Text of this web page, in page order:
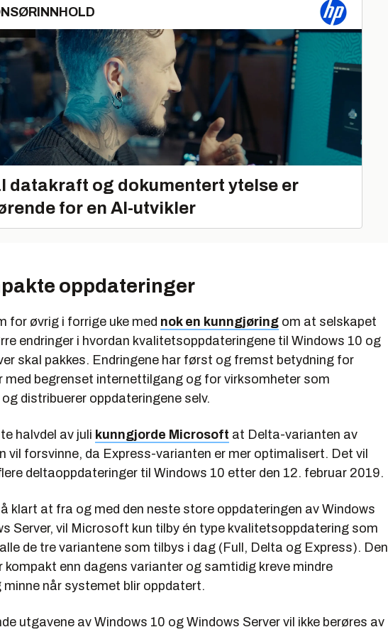
datakraft og dokumentert ytelse er
for en AI-utvikler
oppdateringer
for øvrig i forrige uke med nok en kunngjøring om at selskapet
endringer i hvordan kvalitetsoppdateringene til Windows 10 og
skal pakkes. Endringene har først og fremst betydning for
med begrenset internettilgang og for virksomheter som
distribuerer oppdateringene selv.
halvdel av juli kunngjorde Microsoft at Delta-varianten av
vil forsvinne, da Express-varianten er mer optimalisert. Det vil
deltaoppdateringer til Windows 10 etter den 12. februar 2019.
klart at fra og med den neste store oppdateringen av Windows
Server, vil Microsoft kun tilby én type kvalitetsoppdatering som
de tre variantene som tilbys i dag (Full, Delta og Express). Den
kompakt enn dagens varianter og samtidig kreve mindre
når systemet blir oppdatert.
utgavene av Windows 10 og Windows Server vil ikke berøres av